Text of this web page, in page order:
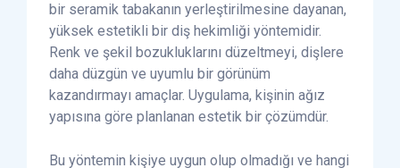
bir seramik tabakanın yerleştirilmesine dayanan,
yüksek estetikli bir diş hekimliği yöntemidir.
Renk ve şekil bozukluklarını düzeltmeyi, dişlere
daha düzgün ve uyumlu bir görünüm
kazandırmayı amaçlar. Uygulama, kişinin ağız
yapısına göre planlanan estetik bir çözümdür.
Bu yöntemin kişiye uygun olup olmadığı ve hangi